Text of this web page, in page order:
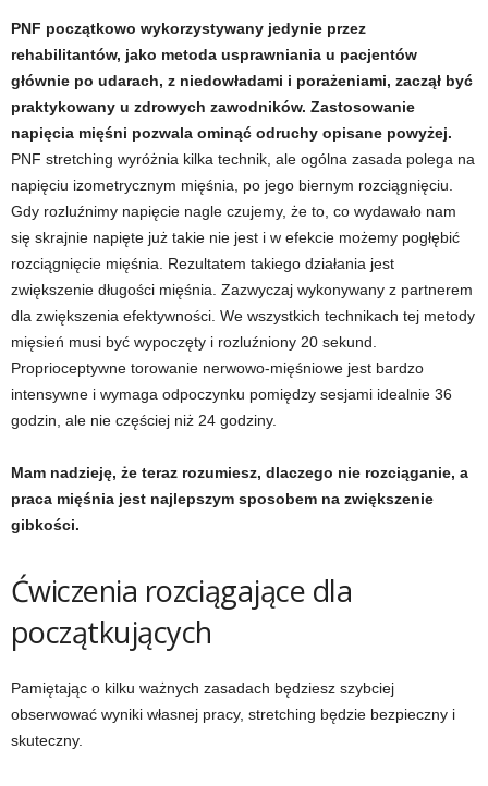
PNF początkowo wykorzystywany jedynie przez
rehabilitantów, jako metoda usprawniania u pacjentów
głównie po udarach, z niedowładami i porażeniami, zaczął być
praktykowany u zdrowych zawodników. Zastosowanie
napięcia mięśni pozwala ominąć odruchy opisane powyżej.
PNF stretching wyróżnia kilka technik, ale ogólna zasada polega na
napięciu izometrycznym mięśnia, po jego biernym rozciągnięciu.
Gdy rozluźnimy napięcie nagle czujemy, że to, co wydawało nam
się skrajnie napięte już takie nie jest i w efekcie możemy pogłębić
rozciągnięcie mięśnia. Rezultatem takiego działania jest
zwiększenie długości mięśnia. Zazwyczaj wykonywany z partnerem
dla zwiększenia efektywności. We wszystkich technikach tej metody
mięsień musi być wypoczęty i rozluźniony 20 sekund.
Proprioceptywne torowanie nerwowo-mięśniowe jest bardzo
intensywne i wymaga odpoczynku pomiędzy sesjami idealnie 36
godzin, ale nie częściej niż 24 godziny.
Mam nadzieję, że teraz rozumiesz, dlaczego nie rozciąganie, a
praca mięśnia jest najlepszym sposobem na zwiększenie
gibkości.
Ćwiczenia rozciągające dla
początkujących
Pamiętając o kilku ważnych zasadach będziesz szybciej
obserwować wyniki własnej pracy, stretching będzie bezpieczny i
skuteczny.